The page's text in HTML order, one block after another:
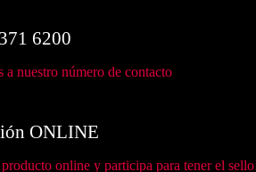
6200
a nuestro número de contacto
ONLINE
online y participa para tener el